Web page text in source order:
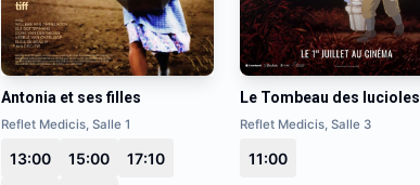
Antonia et ses filles
Reflet Medicis, Salle 1
13:00 15:00 17:10
Le Tombeau des lucioles
Reflet Medicis, Salle 3
11:00